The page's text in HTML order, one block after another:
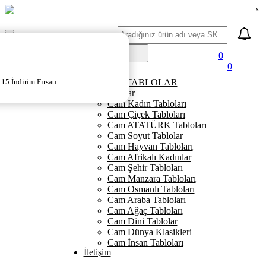
x
Mobil
Ara
İndirim Fırsatı
0
0
KANVAS TABLOLAR
Cam Tablolar
Cam Kadın Tabloları
Cam Çiçek Tabloları
Cam ATATÜRK Tabloları
Cam Soyut Tablolar
Cam Hayvan Tabloları
Cam Afrikalı Kadınlar
Cam Şehir Tabloları
Cam Manzara Tabloları
Cam Osmanlı Tabloları
Cam Araba Tabloları
Cam Ağaç Tabloları
Cam Dini Tablolar
Cam Dünya Klasikleri
Cam İnsan Tabloları
İletişim